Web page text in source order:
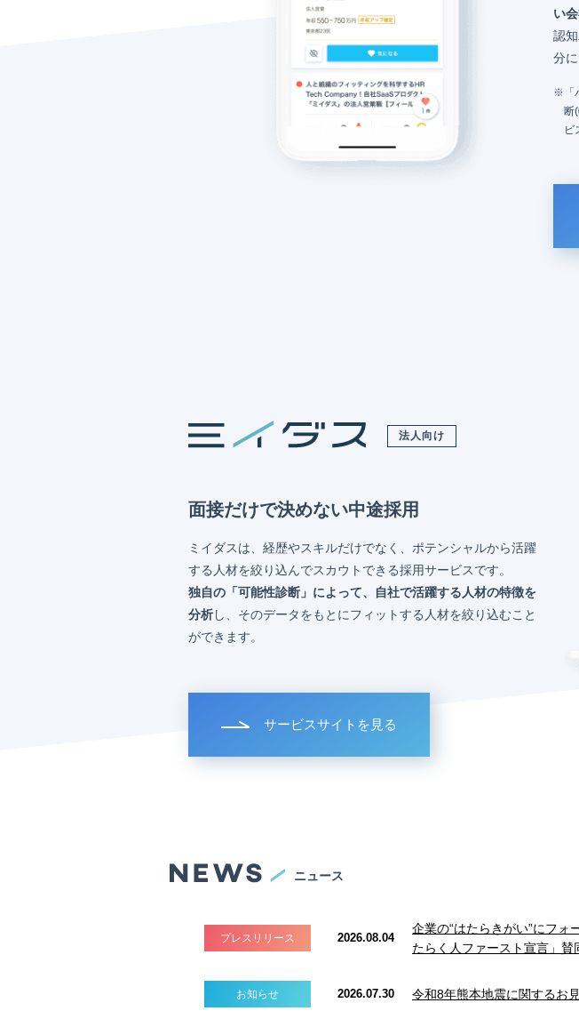
い
認
分
断
ビ
法人向け
面接だけで決めない中途採用
ミイダスは、経歴やスキルだけでなく、ポテンシャルから活躍
する人材を絞り込んでスカウトできる採用サービスです。
独自の「可能性診断」によって、自社で活躍する人材の特徴を
分析し、そのデータをもとにフィットする人材を絞り込むこと
ができます。
サービスサイトを見る
ニュース
プレスリリース 2026.08.04
企業の“はたらきがい”にフ
たらく人ファースト宣言」賛
お知らせ 2026.07.30 令和8年熊本地震に関するお